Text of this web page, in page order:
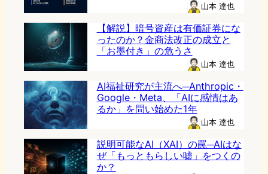
山本 達也
【解説】暗号資産は有価証券にな
ったのか？金商法改正の成立と
「お墨付き」の危うさ
山本 達也
AI福祉研究が主流へ─Anthropic・
Google・Meta、「AIに感情はあ
るか」を問い始めた1年
山本 達也
説明可能なAI（XAI）の罠─AIはな
ぜ「もっともらしい嘘」をつくの
か？